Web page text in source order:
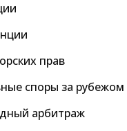
прав
споры за рубежом
арбитраж